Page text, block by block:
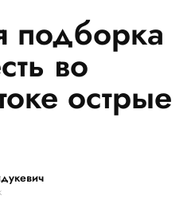
подборка
во
острые